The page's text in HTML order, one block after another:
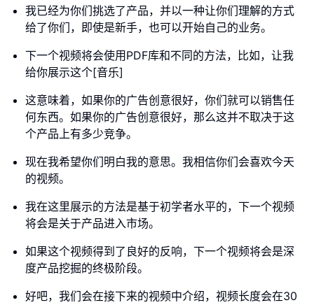
我已经为你们挑选了产品，并以一种让你们理解的方式
给了你们，即使是新手，也可以开始自己的业务。
下一个视频将会使用PDF库和不同的方法，比如，让我
给你展示这个[音乐]
这意味着，如果你的广告创意很好，你们就可以销售任
何东西。如果你的广告创意很好，那么这并不取决于这
个产品上有多少竞争。
现在我希望你们明白我的意思。我相信你们会喜欢今天
的视频。
我在这里展示的方法是基于初学者水平的，下一个视频
将会是关于产品进入市场。
如果这个视频得到了良好的反响，下一个视频将会是深
度产品挖掘的终极阶段。
好吧，我们会在接下来的视频中介绍，视频长度会在30